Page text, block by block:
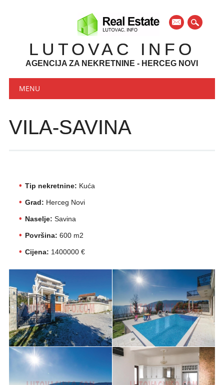
mail
LUTOVAC INFO
AGENCIJA ZA NEKRETNINE - HERCEG NOVI
Main menu
MENU
VILA-SAVINA
Tip nekretnine: Kuća
Grad: Herceg Novi
Naselje: Savina
Površina: 600 m2
Cijena: 1400000 €